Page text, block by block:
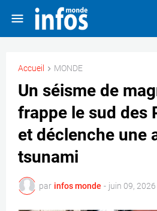
Accueil MONDE
Un séisme de
frappe le sud des
et déclenche une
tsunami
par infos monde - juin 09, 2026